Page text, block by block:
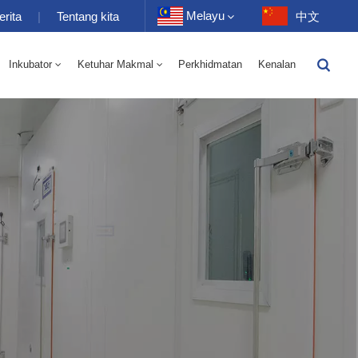
| Tentang kita Melayu
Français
Português
中文
Inkubator Ketuhar Makmal Perkhidmatan Kenalan